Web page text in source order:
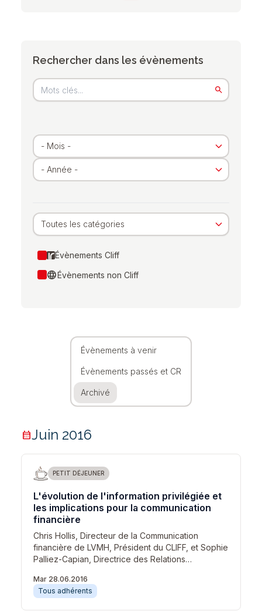
Rechercher dans les évènements
Toutes les catégories
Évènements Cliff
languageÉvènements non Cliff
Évènements à venir
Évènements passés et CR
Archivé
calendar_monthJuin 2016
PETIT DÉJEUNER
L'évolution de l'information privilégiée et
les implications pour la communication
financière
Chris Hollis, Directeur de la Communication
financière de LVMH, Président du CLIFF, et Sophie
Palliez-Capian, Directrice des Relations…
Mar 28.06.2016
Tous adhérents